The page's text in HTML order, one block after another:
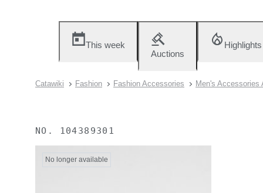
This week
Auctions
Highlights
Catawiki Fashion Fashion Accessories Men's Accessories
NO. 104389301
No longer available